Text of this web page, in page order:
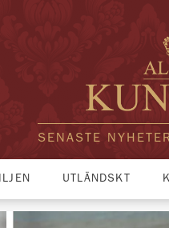
SENASTE
UTLÄNDSKT